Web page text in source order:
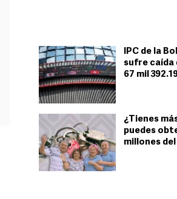
IPC de la
sufre caída
67 mil
¿Tienes
puedes
millones